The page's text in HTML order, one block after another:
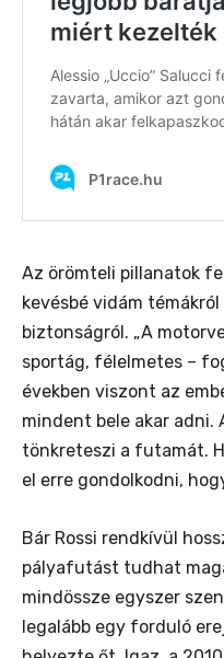
Az örömteli pillanatok
kevésbé vidám
biztonságról. „A
sportág, félelmetes –
években viszont az
mindent bele akar
tönkreteszi a futamát.
el erre gondolkodni,
Bár Rossi rendkívül
pályafutást tudhat
mindössze egyszer
legalább egy forduló